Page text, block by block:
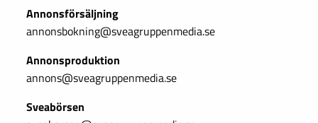
Annonsförsäljning
annonsbokning@sveagruppenmedia.se
Annonsproduktion
annons@sveagruppenmedia.se
Sveabörsen